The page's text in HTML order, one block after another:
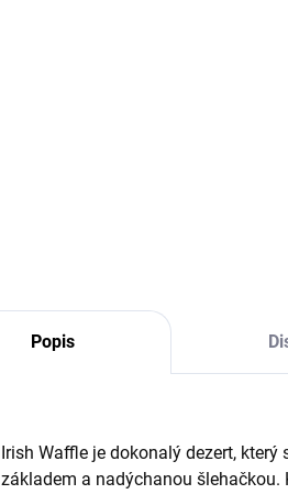
Popis
Irish Waffle je dokonalý dezert,
základem a nadýchanou